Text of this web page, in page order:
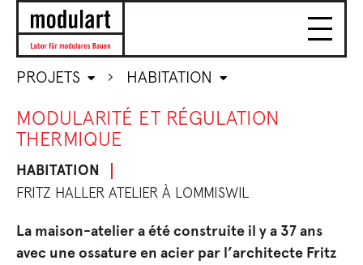
PROJETS HABITATION
MODULARITÉ ET RÉGULATION
THERMIQUE
HABITATION
FRITZ HALLER ATELIER À LOMMISWIL
La maison-atelier a été construite il y a 37 ans
avec une ossature en acier par l’architecte Fritz